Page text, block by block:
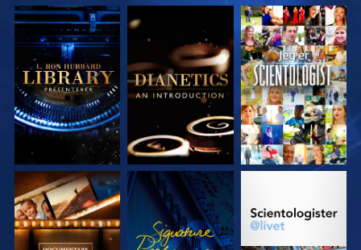
UTFORSK SERIEN UTFORSK SERIEN SE
UTFORSK SERIEN SE UTFORSK SERIEN